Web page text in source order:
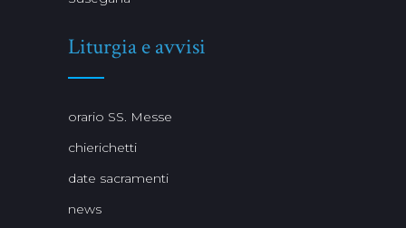
Liturgia e avvisi
orario SS. Messe
chierichetti
date sacramenti
news